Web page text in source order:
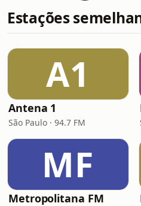
Estações
A1
Antena 1
São Paulo · 94.7 FM
MF
Metropolitana FM